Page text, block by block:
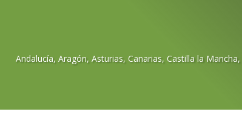
Andalucía, Aragón, Asturias, Canarias, Castilla la Mancha,